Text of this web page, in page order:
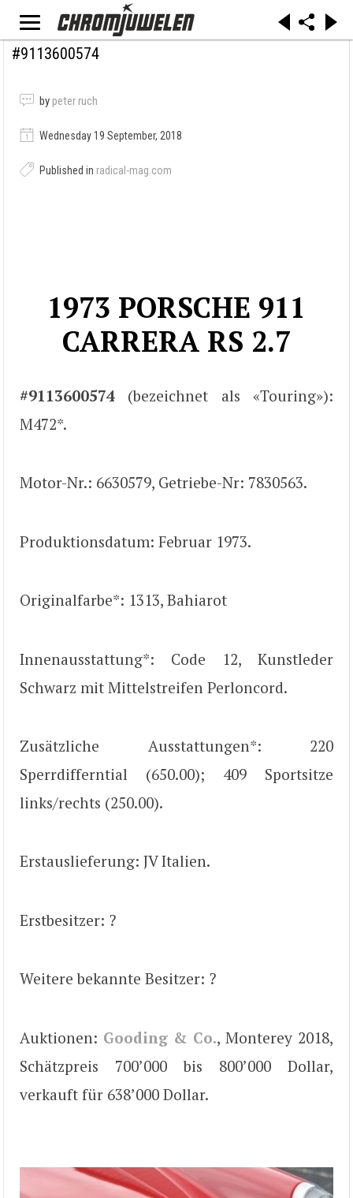
#9113600574
by peter ruch
Wednesday 19 September, 2018
Published in radical-mag.com
1973 PORSCHE 911
CARRERA RS 2.7
#9113600574 (bezeichnet als «Touring»):
M472*.
Motor-Nr.: 6630579, Getriebe-Nr: 7830563.
Produktionsdatum: Februar 1973.
Originalfarbe*: 1313, Bahiarot
Innenausstattung*: Code 12, Kunstleder
Schwarz mit Mittelstreifen Perloncord.
Zusätzliche Ausstattungen*: 220
Sperrdifferntial (650.00); 409 Sportsitze
links/rechts (250.00).
Erstauslieferung: JV Italien.
Erstbesitzer: ?
Weitere bekannte Besitzer: ?
Auktionen: Gooding & Co., Monterey 2018,
Schätzpreis 700’000 bis 800’000 Dollar,
verkauft für 638’000 Dollar.